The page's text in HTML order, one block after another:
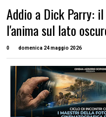
Addio a Dick Parry:
l'anima sul lato
0 domenica 24 maggio 2026